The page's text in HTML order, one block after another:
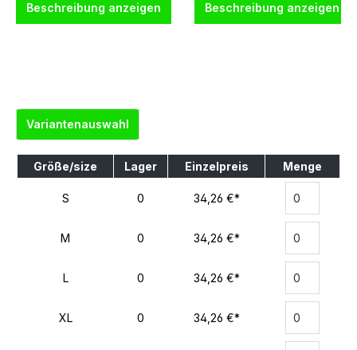
Beschreibung anzeigen Beschreibung anzeigen
Variantenauswahl
Größe/size Lager Einzelpreis Menge
S 0 34,26 €*
M 0 34,26 €*
L 0 34,26 €*
XL 0 34,26 €*